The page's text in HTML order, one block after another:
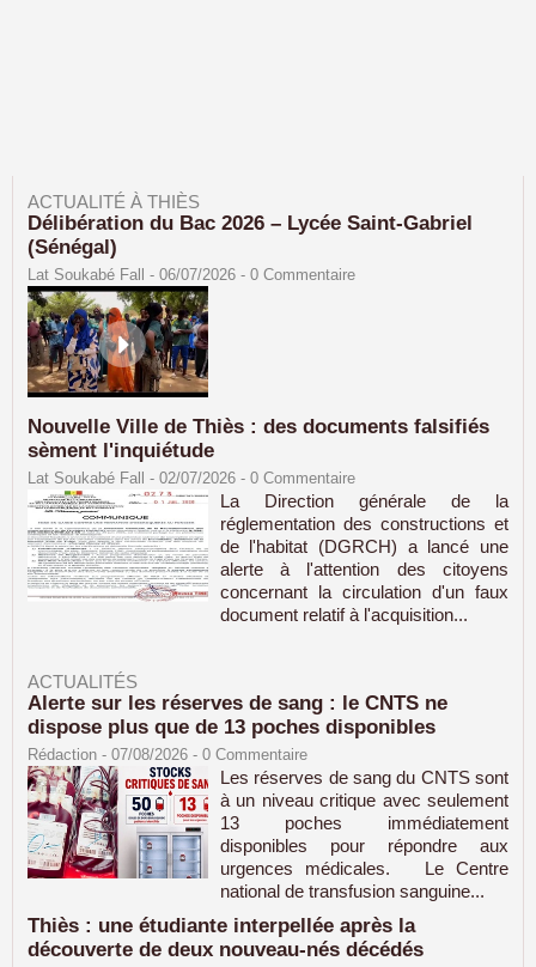
ACTUALITÉ À THIÈS
Délibération du Bac 2026 – Lycée Saint-Gabriel
(Sénégal)
Lat Soukabé Fall - 06/07/2026 - 0 Commentaire
Nouvelle Ville de Thiès : des documents falsifiés
sèment l'inquiétude
Lat Soukabé Fall - 02/07/2026 - 0 Commentaire
La Direction générale de la
réglementation des constructions et
de l'habitat (DGRCH) a lancé une
alerte à l'attention des citoyens
concernant la circulation d'un faux
document relatif à l'acquisition...
ACTUALITÉS
Alerte sur les réserves de sang : le CNTS ne
dispose plus que de 13 poches disponibles
Rédaction - 07/08/2026 - 0 Commentaire
Les réserves de sang du CNTS sont
à un niveau critique avec seulement
13 poches immédiatement
disponibles pour répondre aux
urgences médicales. Le Centre
national de transfusion sanguine...
Thiès : une étudiante interpellée après la
découverte de deux nouveau-nés décédés